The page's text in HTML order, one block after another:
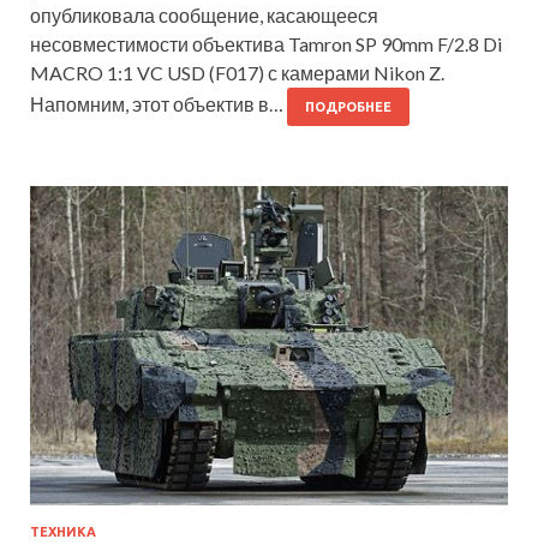
опубликовала сообщение, касающееся
несовместимости объектива Tamron SP 90mm F/2.8 Di
MACRO 1:1 VC USD (F017) с камерами Nikon Z.
Напомним, этот объектив в…
ПОДРОБНЕЕ
ТЕХНИКА